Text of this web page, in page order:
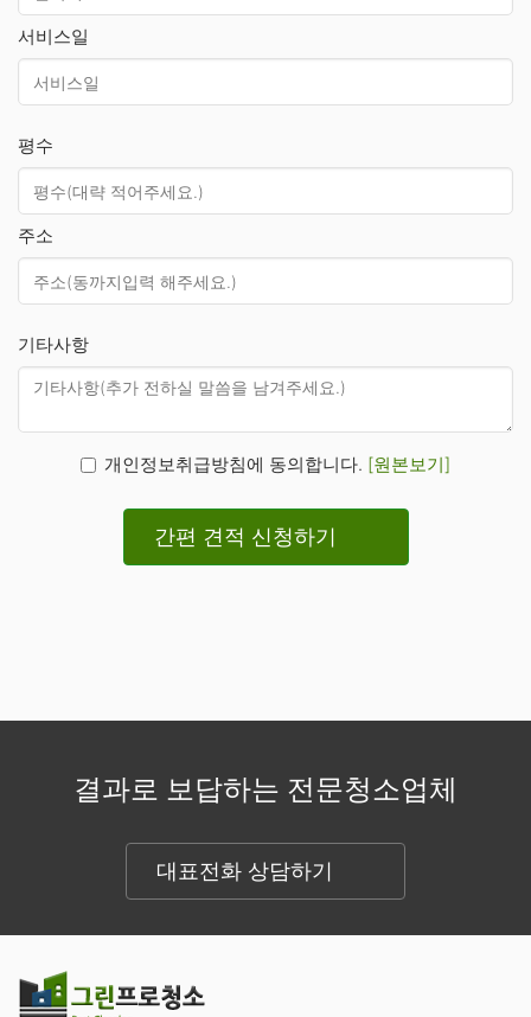
서비스일
평수
주소
기타사항
개인정보취급방침에 동의합니다. [원본보기]
간편 견적 신청하기
결과로 보답하는 전문청소업체
대표전화 상담하기